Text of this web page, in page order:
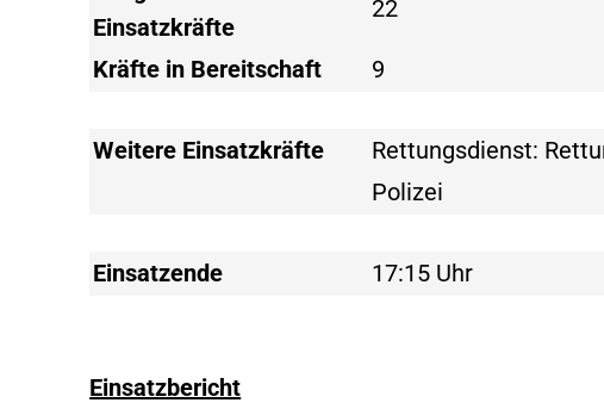
Einsatzkräfte
22
Kräfte in Bereitschaft 9
Weitere Einsatzkräfte
Rettungsdienst:
Polizei
Einsatzende 17:15 Uhr
Einsatzbericht